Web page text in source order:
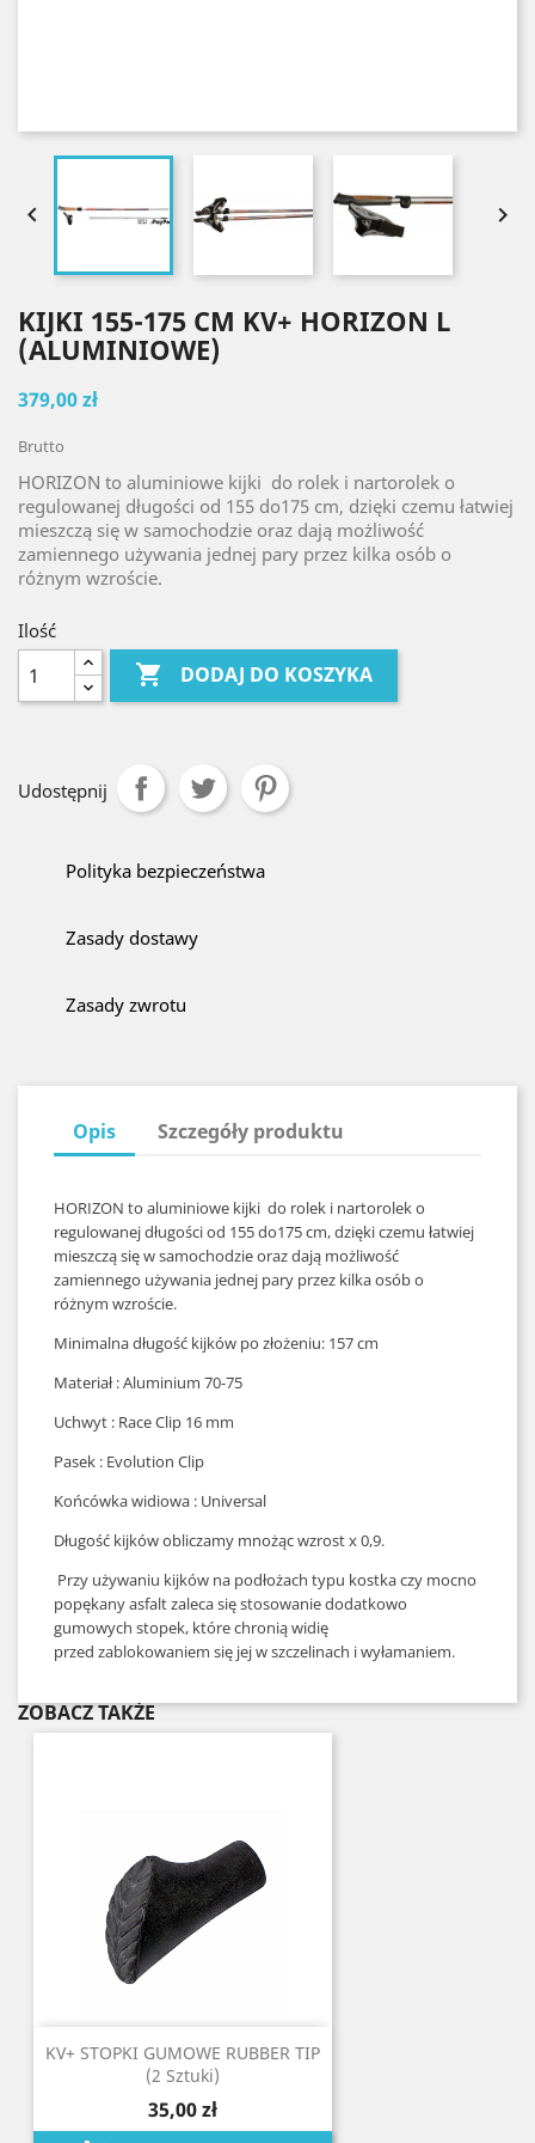
 
KIJKI 155-175 CM KV+ HORIZON L
(ALUMINIOWE)
379,00 zł
Brutto
HORIZON to aluminiowe kijki do rolek i nartorolek o
regulowanej długości od 155 do175 cm, dzięki czemu łatwiej
mieszczą się w samochodzie oraz dają możliwość
zamiennego używania jednej pary przez kilka osób o
różnym wzroście.
Ilość
 DODAJ DO KOSZYKA
Udostępnij
Polityka bezpieczeństwa
Zasady dostawy
Zasady zwrotu
Opis Szczegóły produktu
HORIZON to aluminiowe kijki do rolek i nartorolek o
regulowanej długości od 155 do175 cm, dzięki czemu łatwiej
mieszczą się w samochodzie oraz dają możliwość
zamiennego używania jednej pary przez kilka osób o
różnym wzroście.
Minimalna długość kijków po złożeniu: 157 cm
Materiał : Aluminium 70-75
Uchwyt : Race Clip 16 mm
Pasek : Evolution Clip
Końcówka widiowa : Universal
Długość kijków obliczamy mnożąc wzrost x 0,9.
Przy używaniu kijków na podłożach typu kostka czy mocno
popękany asfalt zaleca się stosowanie dodatkowo
gumowych stopek, które chronią widię
przed zablokowaniem się jej w szczelinach i wyłamaniem.
ZOBACZ TAKŻE
KV+ STOPKI GUMOWE RUBBER TIP
(2 Sztuki)
35,00 zł